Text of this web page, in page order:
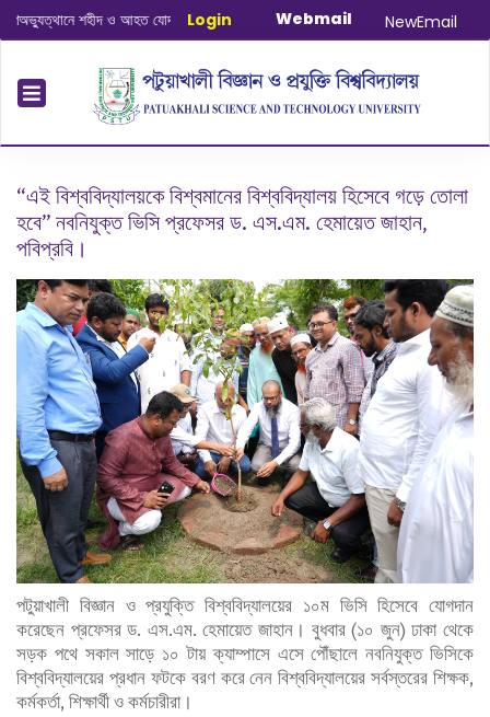
শহীদ ও আহত যোদ্ধাদের স্মরণে আলোচনা সভা ও দোয়া অনুষ্ঠান সংক্রান্ত|
Login Webmail NewEmail
“এই বিশ্ববিদ্যালয়কে বিশ্বমানের বিশ্ববিদ্যালয় হিসেবে গড়ে তোলা
হবে” নবনিযুক্ত ভিসি প্রফেসর ড. এস.এম. হেমায়েত জাহান,
পবিপ্রবি।
পটুয়াখালী বিজ্ঞান ও প্রযুক্তি বিশ্ববিদ্যালয়ের ১০ম ভিসি হিসেবে যোগদান
করেছেন প্রফেসর ড. এস.এম. হেমায়েত জাহান। বুধবার (১০ জুন) ঢাকা থেকে
সড়ক পথে সকাল সাড়ে ১০ টায় ক্যাম্পাসে এসে পৌঁছালে নবনিযুক্ত ভিসিকে
বিশ্ববিদ্যালয়ের প্রধান ফটকে বরণ করে নেন বিশ্ববিদ্যালয়ের সর্বস্তরের শিক্ষক,
কর্মকর্তা, শিক্ষার্থী ও কর্মচারীরা।